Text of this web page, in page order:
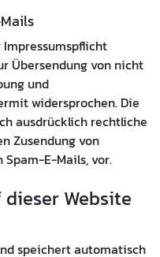
Übersendung von nicht
und
widersprochen. Die
ausdrücklich rechtliche
Zusendung von
E-Mails, vor.
Website
speichert automatisch